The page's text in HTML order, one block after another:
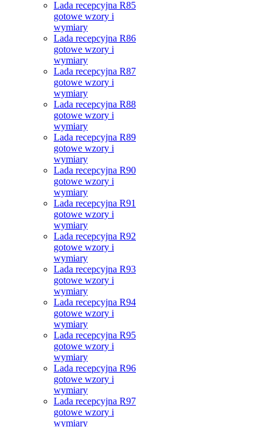
Lada recepcyjna R85
gotowe wzory i
wymiary
Lada recepcyjna R86
gotowe wzory i
wymiary
Lada recepcyjna R87
gotowe wzory i
wymiary
Lada recepcyjna R88
gotowe wzory i
wymiary
Lada recepcyjna R89
gotowe wzory i
wymiary
Lada recepcyjna R90
gotowe wzory i
wymiary
Lada recepcyjna R91
gotowe wzory i
wymiary
Lada recepcyjna R92
gotowe wzory i
wymiary
Lada recepcyjna R93
gotowe wzory i
wymiary
Lada recepcyjna R94
gotowe wzory i
wymiary
Lada recepcyjna R95
gotowe wzory i
wymiary
Lada recepcyjna R96
gotowe wzory i
wymiary
Lada recepcyjna R97
gotowe wzory i
wymiary